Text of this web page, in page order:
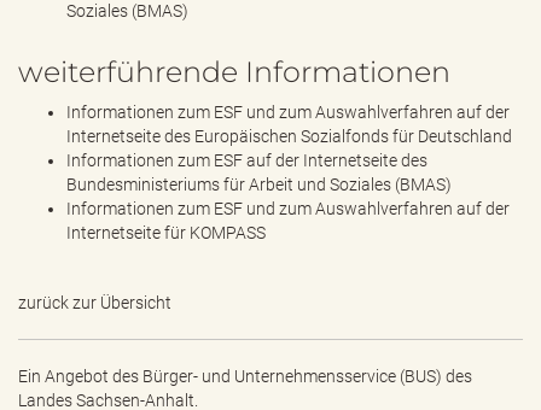
Soziales (BMAS)
weiterführende Informationen
Informationen zum ESF und zum Auswahlverfahren auf der
Internetseite des Europäischen Sozialfonds für Deutschland
Informationen zum ESF auf der Internetseite des
Bundesministeriums für Arbeit und Soziales (BMAS)
Informationen zum ESF und zum Auswahlverfahren auf der
Internetseite für KOMPASS
zurück zur Übersicht
Ein Angebot des Bürger- und Unternehmensservice (BUS) des
Landes Sachsen-Anhalt.